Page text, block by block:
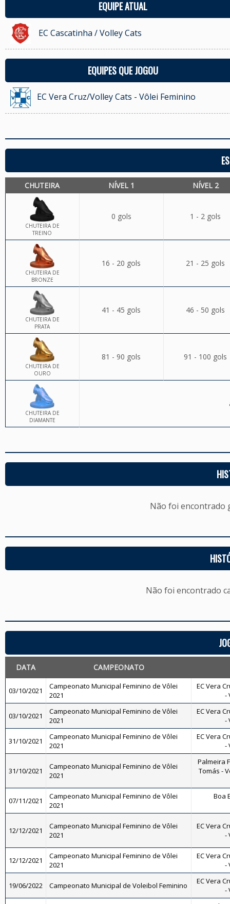
EQUIPE ATUAL
EC Cascatinha / Volley Cats
EQUIPES QUE JOGOU
EC Vera Cruz/Volley Cats - Vôlei Feminino
CHUTEIRA NÍVEL 1 NÍVEL 2
CHUTEIRA DE
TREINO
0 gols 1 - 2 gols
CHUTEIRA DE
BRONZE
16 - 20 gols 21 - 25 gols
CHUTEIRA DE
PRATA
41 - 45 gols 46 - 50 gols
CHUTEIRA DE
OURO
81 - 90 gols 91 - 100 gols
CHUTEIRA DE
DIAMANTE
Não foi encontrado
Não foi encontrado
DATA CAMPEONATO
03/10/2021
Campeonato Municipal Feminino de Vôlei
2021
EC Vera
-
03/10/2021
Campeonato Municipal Feminino de Vôlei
2021
EC Vera
-
31/10/2021
Campeonato Municipal Feminino de Vôlei
2021
EC Vera
-
31/10/2021
Campeonato Municipal Feminino de Vôlei
2021
Palmeira
Tomás -
07/11/2021
Campeonato Municipal Feminino de Vôlei
2021
Boa
12/12/2021
Campeonato Municipal Feminino de Vôlei
2021
EC Vera
-
12/12/2021
Campeonato Municipal Feminino de Vôlei
2021
EC Vera
-
19/06/2022 Campeonato Municipal de Voleibol Feminino
EC Vera
-